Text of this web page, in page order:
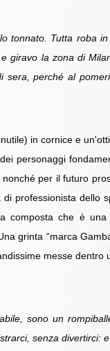
tonnato. Tutta roba
giravo la zona di
perché al
in cornice e
personaggi
per il futuro
professionista dello
composta che è una
grinta “marca
messe dentro
sono un
senza divertirci: